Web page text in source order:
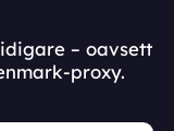
– oavsett
proxy.